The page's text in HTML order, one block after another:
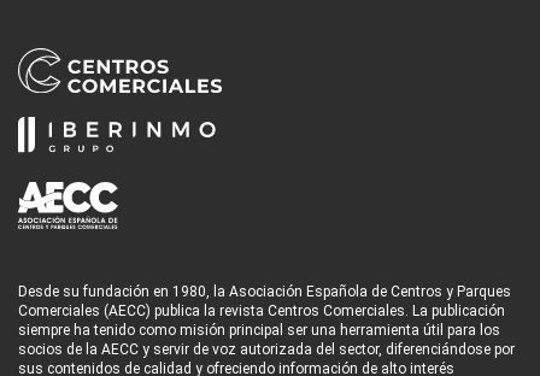
Desde su fundación en 1980, la Asociación Española de Centros y Parques
Comerciales (AECC) publica la revista Centros Comerciales. La publicación
siempre ha tenido como misión principal ser una herramienta útil para los
socios de la AECC y servir de voz autorizada del sector, diferenciándose por
sus contenidos de calidad y ofreciendo información de alto interés